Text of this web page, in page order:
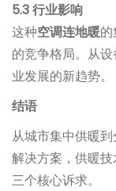
5.3 行业影响
这种空调连地暖
的竞争格局。从
业发展的新趋势。
结语
从城市集中供暖
解决方案，供暖
三个核心诉求。